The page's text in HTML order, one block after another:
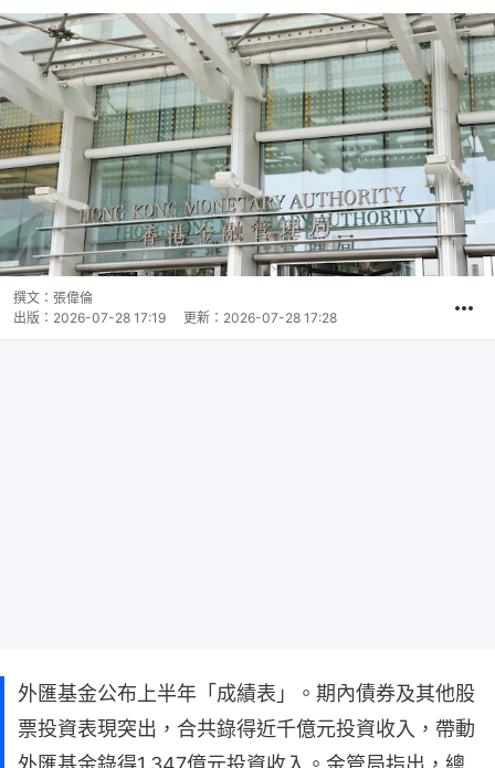
撰文： 張偉倫
出版： 2026-07-28 17:19 更新： 2026-07-28 17:28
外匯基金公布上半年「成績表」。期內債券及其他股
票投資表現突出，合共錄得近千億元投資收入，帶動